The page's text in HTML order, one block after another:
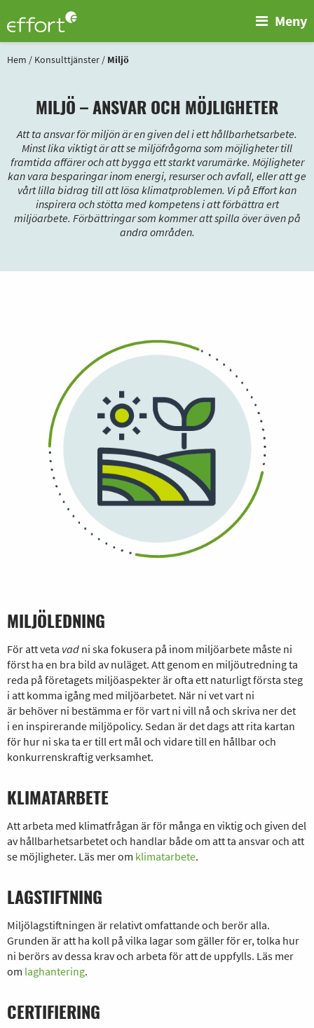
Meny
Hem / Konsulttjänster / Miljö
MILJÖ – ANSVAR OCH MÖJLIGHETER
Att ta ansvar för miljön är en given del i ett hållbarhetsarbete.
Minst lika viktigt är att se miljöfrågorna som möjligheter till
framtida affärer och att bygga ett starkt varumärke. Möjligheter
kan vara besparingar inom energi, resurser och avfall, eller att ge
vårt lilla bidrag till att lösa klimatproblemen. Vi på Effort kan
inspirera och stötta med kompetens i att förbättra ert
miljöarbete. Förbättringar som kommer att spilla över även på
andra områden.
MILJÖLEDNING
För att veta vad ni ska fokusera på inom miljöarbete måste ni
först ha en bra bild av nuläget. Att genom en miljöutredning ta
reda på företagets miljöaspekter är ofta ett naturligt första steg
i att komma igång med miljöarbetet. När ni vet vart ni
är behöver ni bestämma er förvart ni vill nå och skriva ner det
i en inspirerande miljöpolicy. Sedan är det dags att rita kartan
för hur ni ska ta er till ert måloch vidare till en hållbar och
konkurrenskraftig verksamhet.
KLIMATARBETE
Att arbeta med klimatfrågan är för många en viktig och given del
av hållbarhetsarbetet och handlar både om att ta ansvar och att
se möjligheter. Läs mer om klimatarbete.
LAGSTIFTNING
Miljölagstiftningen är relativt omfattande och berör alla.
Grunden är att ha koll på vilka lagar som gäller för er, tolka hur
ni berörs av dessa krav och arbeta för att de uppfylls. Läs mer
om laghantering.
CERTIFIERING